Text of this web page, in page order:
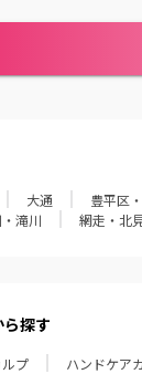
大通 豊平区
滝川 網走・北
探す
プ ハンドケア